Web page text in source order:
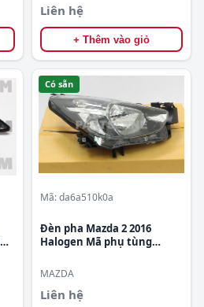
Liên hệ
+ Thêm vào giỏ
Có sẵn
Mã: da6a510k0a
Đèn pha Mazda 2 2016
Halogen Mã phụ tùng
MAZDA
Liên hệ